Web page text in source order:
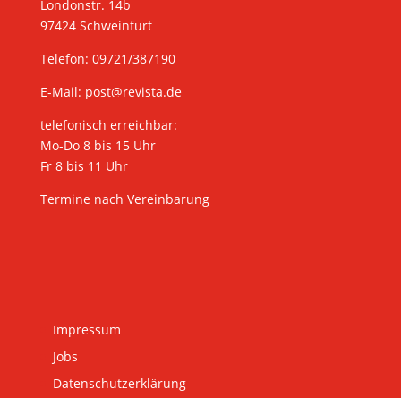
Londonstr. 14b
97424 Schweinfurt
Telefon: 09721/387190
E-Mail: post@revista.de
telefonisch erreichbar:
Mo-Do 8 bis 15 Uhr
Fr 8 bis 11 Uhr
Termine nach Vereinbarung
Impressum
Jobs
Datenschutzerklärung